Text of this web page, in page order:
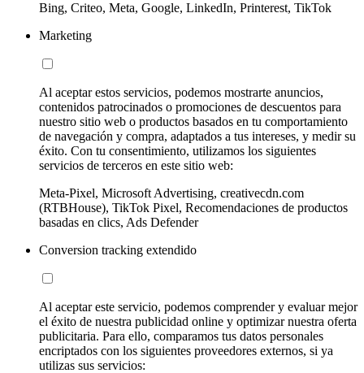
Bing, Criteo, Meta, Google, LinkedIn, Printerest, TikTok
Marketing
Al aceptar estos servicios, podemos mostrarte anuncios,
contenidos patrocinados o promociones de descuentos para
nuestro sitio web o productos basados en tu comportamiento
de navegación y compra, adaptados a tus intereses, y medir su
éxito. Con tu consentimiento, utilizamos los siguientes
servicios de terceros en este sitio web:
Meta-Pixel, Microsoft Advertising, creativecdn.com
(RTBHouse), TikTok Pixel, Recomendaciones de productos
basadas en clics, Ads Defender
Conversion tracking extendido
Al aceptar este servicio, podemos comprender y evaluar mejor
el éxito de nuestra publicidad online y optimizar nuestra oferta
publicitaria. Para ello, comparamos tus datos personales
encriptados con los siguientes proveedores externos, si ya
utilizas sus servicios: